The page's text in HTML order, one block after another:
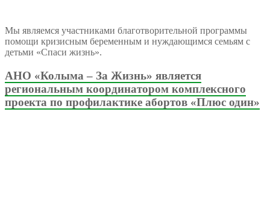
Мы являемся участниками благотворительной программы
помощи кризисным беременным и нуждающимся семьям с
детьми «Спаси жизнь».
АНО «Колыма – За Жизнь» является
региональным координатором комплексного
проекта по профилактике абортов «Плюс один»